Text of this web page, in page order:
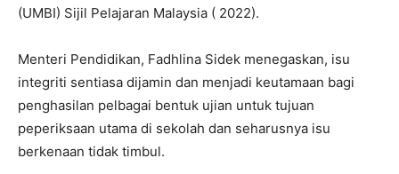
(UMBI) Sijil Pelajaran Malaysia ( 2022).
Menteri Pendidikan, Fadhlina Sidek menegaskan, isu
integriti sentiasa dijamin dan menjadi keutamaan bagi
penghasilan pelbagai bentuk ujian untuk tujuan
peperiksaan utama di sekolah dan seharusnya isu
berkenaan tidak timbul.